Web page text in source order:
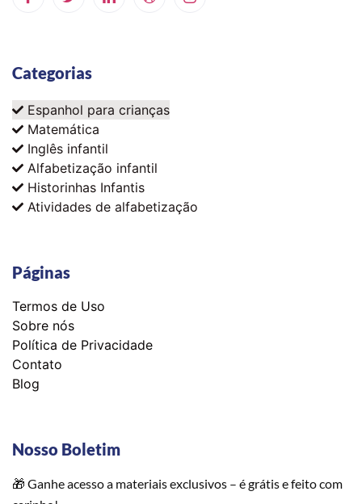
Categorias
Espanhol para crianças
Matemática
Inglês infantil
Alfabetização infantil
Historinhas Infantis
Atividades de alfabetização
Páginas
Termos de Uso
Sobre nós
Política de Privacidade
Contato
Blog
Nosso Boletim
🎁 Ganhe acesso a materiais exclusivos – é grátis e feito com